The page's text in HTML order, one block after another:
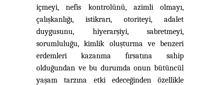
içmeyi, nefis kontrolünü, azimli olmayı,
çalışkanlığı, istikrarı, otoriteyi, adalet
duygusunu, hiyerarşiyi, sabretmeyi,
sorumluluğu, kimlik oluşturma ve benzeri
erdemleri kazanma fırsatına sahip
olduğundan ve bu durumda onun bütüncül
yaşam tarzına etki edeceğinden özellikle